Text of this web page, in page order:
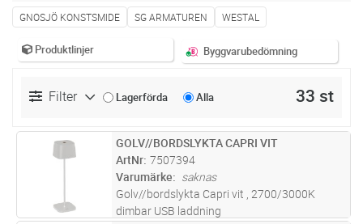
GNOSJÖ KONSTSMIDE SG ARMATUREN WESTAL
Produktlinjer Byggvarubedömning
Filter Lagerförda Alla 33 st
ST Lägg i kundvagn
GOLV//BORDSLYKTA CAPRI VIT
ArtNr 7507394
Varumärke
saknas
Golv//bordslykta Capri vit , 2700/3000K
dimbar USB laddning